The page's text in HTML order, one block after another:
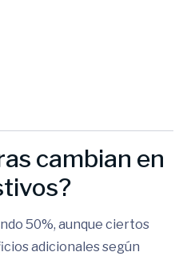
cambian en
50%, aunque ciertos
adicionales según